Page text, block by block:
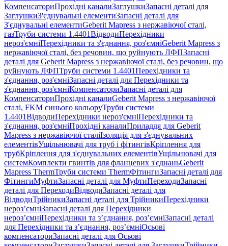
КомпенсаториПрохідні каналиЗаглушкиЗапасні деталі для
ЗаглушкиЗ'єднувальні елементиЗапасні деталі для
З'єднувальні елементиGeberit Mapress з нержавіючої сталі,
газТруби системи 1.4401ВідводиПерехідники
нероз'ємніПерехідники та з'єднання, роз'ємніGeberit Mapress з
нержавіючої сталі, без речовин, що руйнують ЛФПЗапасні
деталі для Geberit Mapress з нержавіючої сталі, без речовин, що
руйнують ЛФПТруби системи 1.4401Перехідники та
з'єднання, роз'ємніЗапасні деталі для Перехідники та
з'єднання, роз'ємніКомпенсаториЗапасні деталі для
КомпенсаториПрохідні каналиGeberit Mapress з нержавіючої
сталі, FKM синього кольоруТруби системи
1.4401ВідводиПерехідники нероз'ємніПерехідники та
з'єднання, роз'ємніПрохідні каналиПриладдя для Geberit
Mapress з нержавіючої сталіІзоляція для з'єднувальних
елементівУщільнювачі для труб і фітингівКріплення для
трубКріплення для з'єднувальних елементівУщільнювачі для
системКомплекти гвинтів для фланцевих з'єднаньGeberit
Mapress ThermТруби системи ThermФітингиЗапасні деталі для
ФітингиМуфтиЗапасні деталі для МуфтиПереходиЗапасні
деталі для ПереходиВідводиЗапасні деталі для
ВідводиТрійникиЗапасні деталі для ТрійникиПерехідники
нероз’ємніЗапасні деталі для Перехідники
нероз’ємніПерехідники та з’єднання, роз’ємніЗапасні деталі
для Перехідники та з’єднання, роз’ємніОсьові
компенсаториЗапасні деталі для Осьові